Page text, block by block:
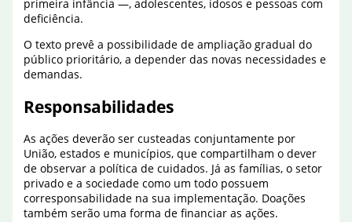
primeira infância —, adolescentes, idosos e pessoas com
deficiência.
O texto prevê a possibilidade de ampliação gradual do
público prioritário, a depender das novas necessidades e
demandas.
Responsabilidades
As ações deverão ser custeadas conjuntamente por
União, estados e municípios, que compartilham o dever
de observar a política de cuidados. Já as famílias, o setor
privado e a sociedade como um todo possuem
corresponsabilidade na sua implementação. Doações
também serão uma forma de financiar as ações.